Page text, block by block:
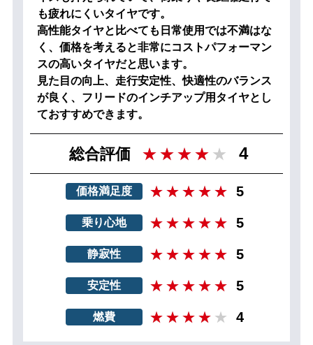
も疲れにくいタイヤです。
高性能タイヤと比べても日常使用では不満はな
く、価格を考えると非常にコストパフォーマン
スの高いタイヤだと思います。
見た目の向上、走行安定性、快適性のバランス
が良く、フリードのインチアップ用タイヤとし
ておすすめできます。
総合評価 4
価格満足度 5
乗り心地 5
静寂性 5
安定性 5
燃費 4